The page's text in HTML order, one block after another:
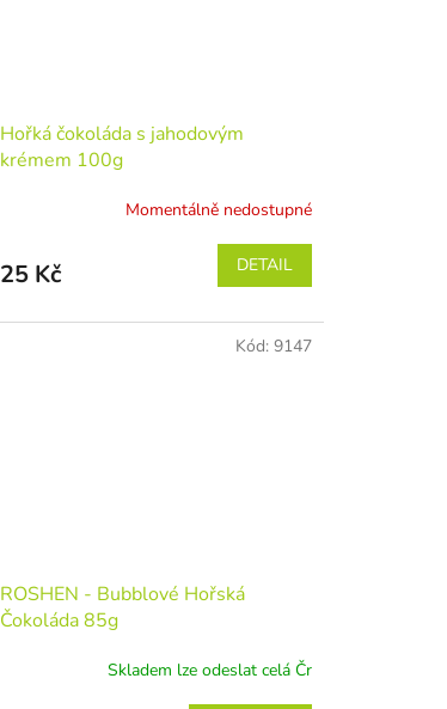
Hořká čokoláda s jahodovým
krémem 100g
Momentálně nedostupné
25 Kč DETAIL
ROSHEN - Bubblové Hořská
Čokoláda 85g
Skladem lze odeslat celá Čr
Kód: 9147